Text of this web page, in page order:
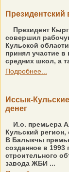
Президентский
Президент
совершил
Кульской
принял участие
средних школ, а
Подробнее...
Иссык-
денег
И.о. премьера
Кульский
В Балыкчы
созданное в 1993
строительного
завода ЖБИ ...